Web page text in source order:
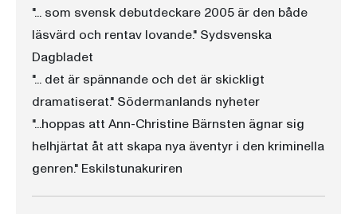
"... som svensk debutdeckare 2005 är den både
läsvärd och rentav lovande." Sydsvenska
Dagbladet
"... det är spännande och det är skickligt
dramatiserat." Södermanlands nyheter
"...hoppas att Ann-Christine Bärnsten ägnar sig
helhjärtat åt att skapa nya äventyr i den kriminella
genren." Eskilstunakuriren